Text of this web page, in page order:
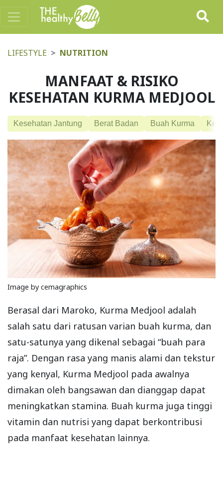
LIFESTYLE NUTRITION
MANFAAT & RISIKO
KESEHATAN KURMA MEDJOOL
Kesehatan Jantung Berat Badan Buah Kurma
Image by cemagraphics
Berasal dari Maroko, Kurma Medjool adalah
salah satu dari ratusan varian buah kurma, dan
satu-satunya yang dikenal sebagai “buah para
raja”. Dengan rasa yang manis alami dan tekstur
yang kenyal, Kurma Medjool pada awalnya
dimakan oleh bangsawan dan dianggap dapat
meningkatkan stamina. Buah kurma juga tinggi
vitamin dan nutrisi yang dapat berkontribusi
pada manfaat kesehatan lainnya.